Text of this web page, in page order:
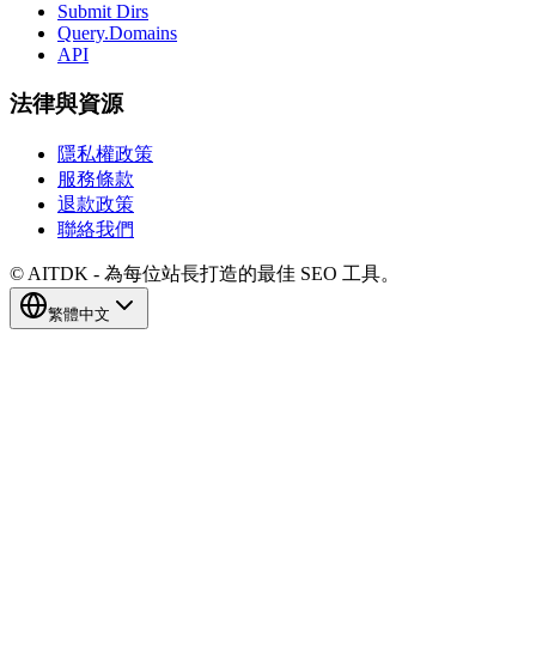
Submit Dirs
Query.Domains
API
法律與資源
隱私權政策
服務條款
退款政策
聯絡我們
© AITDK - 為每位站長打造的最佳 SEO 工具。
繁體中文